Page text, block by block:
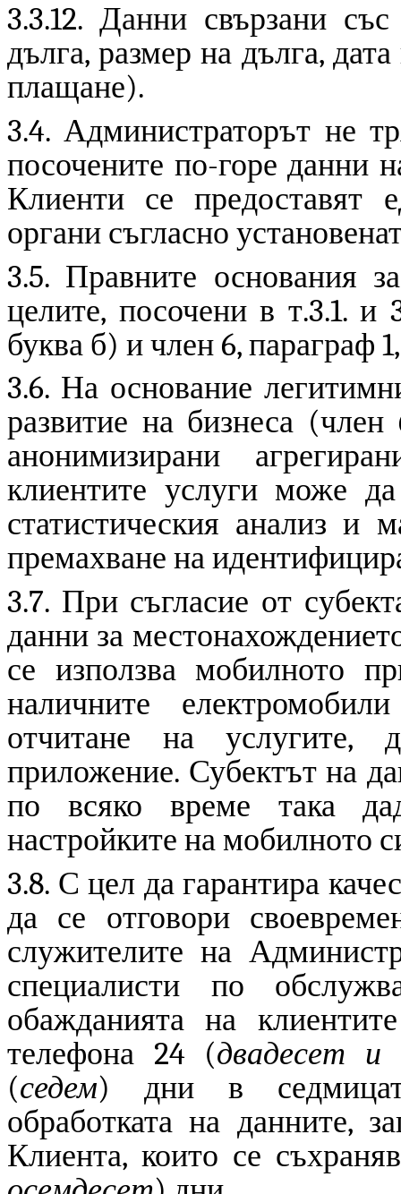
3.3.12. Данни свързани
дълга, размер на дълга,
плащане).
3.4. Администраторът не
посочените по-горе данни
Клиенти се предоставят
органи съгласно
3.5. Правните основания
целите, посочени в т.3.1. и
буква б) и член 6, параграф
3.6. На основание
развитие на бизнеса
анонимизирани
клиентите услуги може
статистическия анализ и
премахване на
3.7. При съгласие от
данни за
се използва мобилното
наличните
отчитане на услугите,
приложение. Субектът на
по всяко време така
настройките на мобилното
3.8. С цел да гарантира
да се отговори
служителите на
специалисти по
обажданията на
телефона 24 (двадесет и
(седем) дни в
обработката на данните,
Клиента, които се